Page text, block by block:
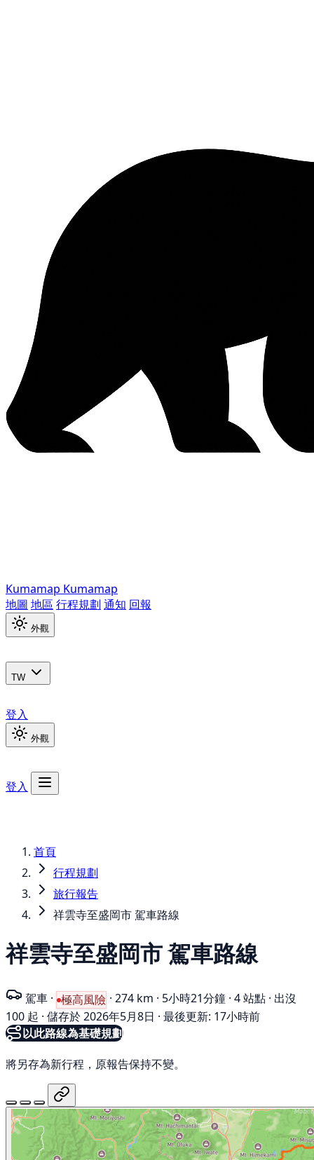
Kumamap Kumamap
地圖 地區 行程規劃 通知 回報
外觀
TW
登入
外觀
登入
首頁
行程規劃
旅行報告
祥雲寺至盛岡市 駕車路線
祥雲寺至盛岡市 駕車路線
駕車 · 極高風險 · 274 km · 5小時21分鐘 · 4 站點 · 出沒
100 起 · 儲存於 2026年5月8日 · 最後更新: 17小時前
以此路線為基礎規劃
將另存為新行程，原報告保持不變。